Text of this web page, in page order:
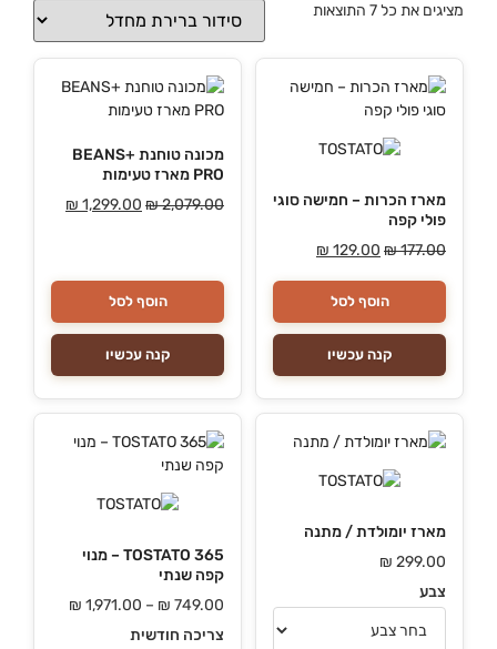
מציגים את כל ⁦7⁩ התוצאות
מארז הכרות – חמישה סוגי
פולי קפה
₪177.00
₪ 129.00
הוסף לסל
קנה עכשיו
מכונה טוחנת +BEANS
PRO מארז טעימות
₪2,079.00
₪ 1,299.00
הוסף לסל
קנה עכשיו
מארז יומולדת / מתנה
₪ 299.00
צבע
TOSTATO 365 – מנוי
קפה שנתי
₪ 749.00
–
₪ 1,971.00
צריכה חודשית